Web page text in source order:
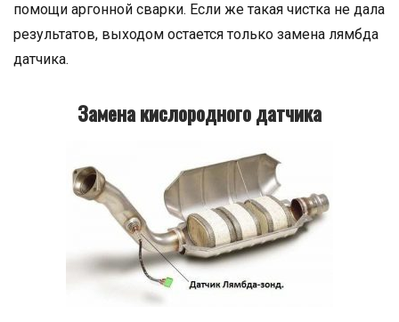
помощи аргонной сварки. Если же такая чистка не дала
результатов, выходом остается только замена лямбда
датчика.
Замена кислородного датчика